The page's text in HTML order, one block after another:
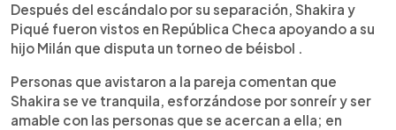
Después del escándalo por su separación, Shakira y
Piqué fueron vistos en República Checa apoyando a su
hijo Milán que disputa un torneo de béisbol .
Personas que avistaron a la pareja comentan que
Shakira se ve tranquila, esforzándose por sonreír y ser
amable con las personas que se acercan a ella; en